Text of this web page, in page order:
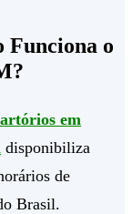
Funciona o
em
disponibiliza
de
Brasil.